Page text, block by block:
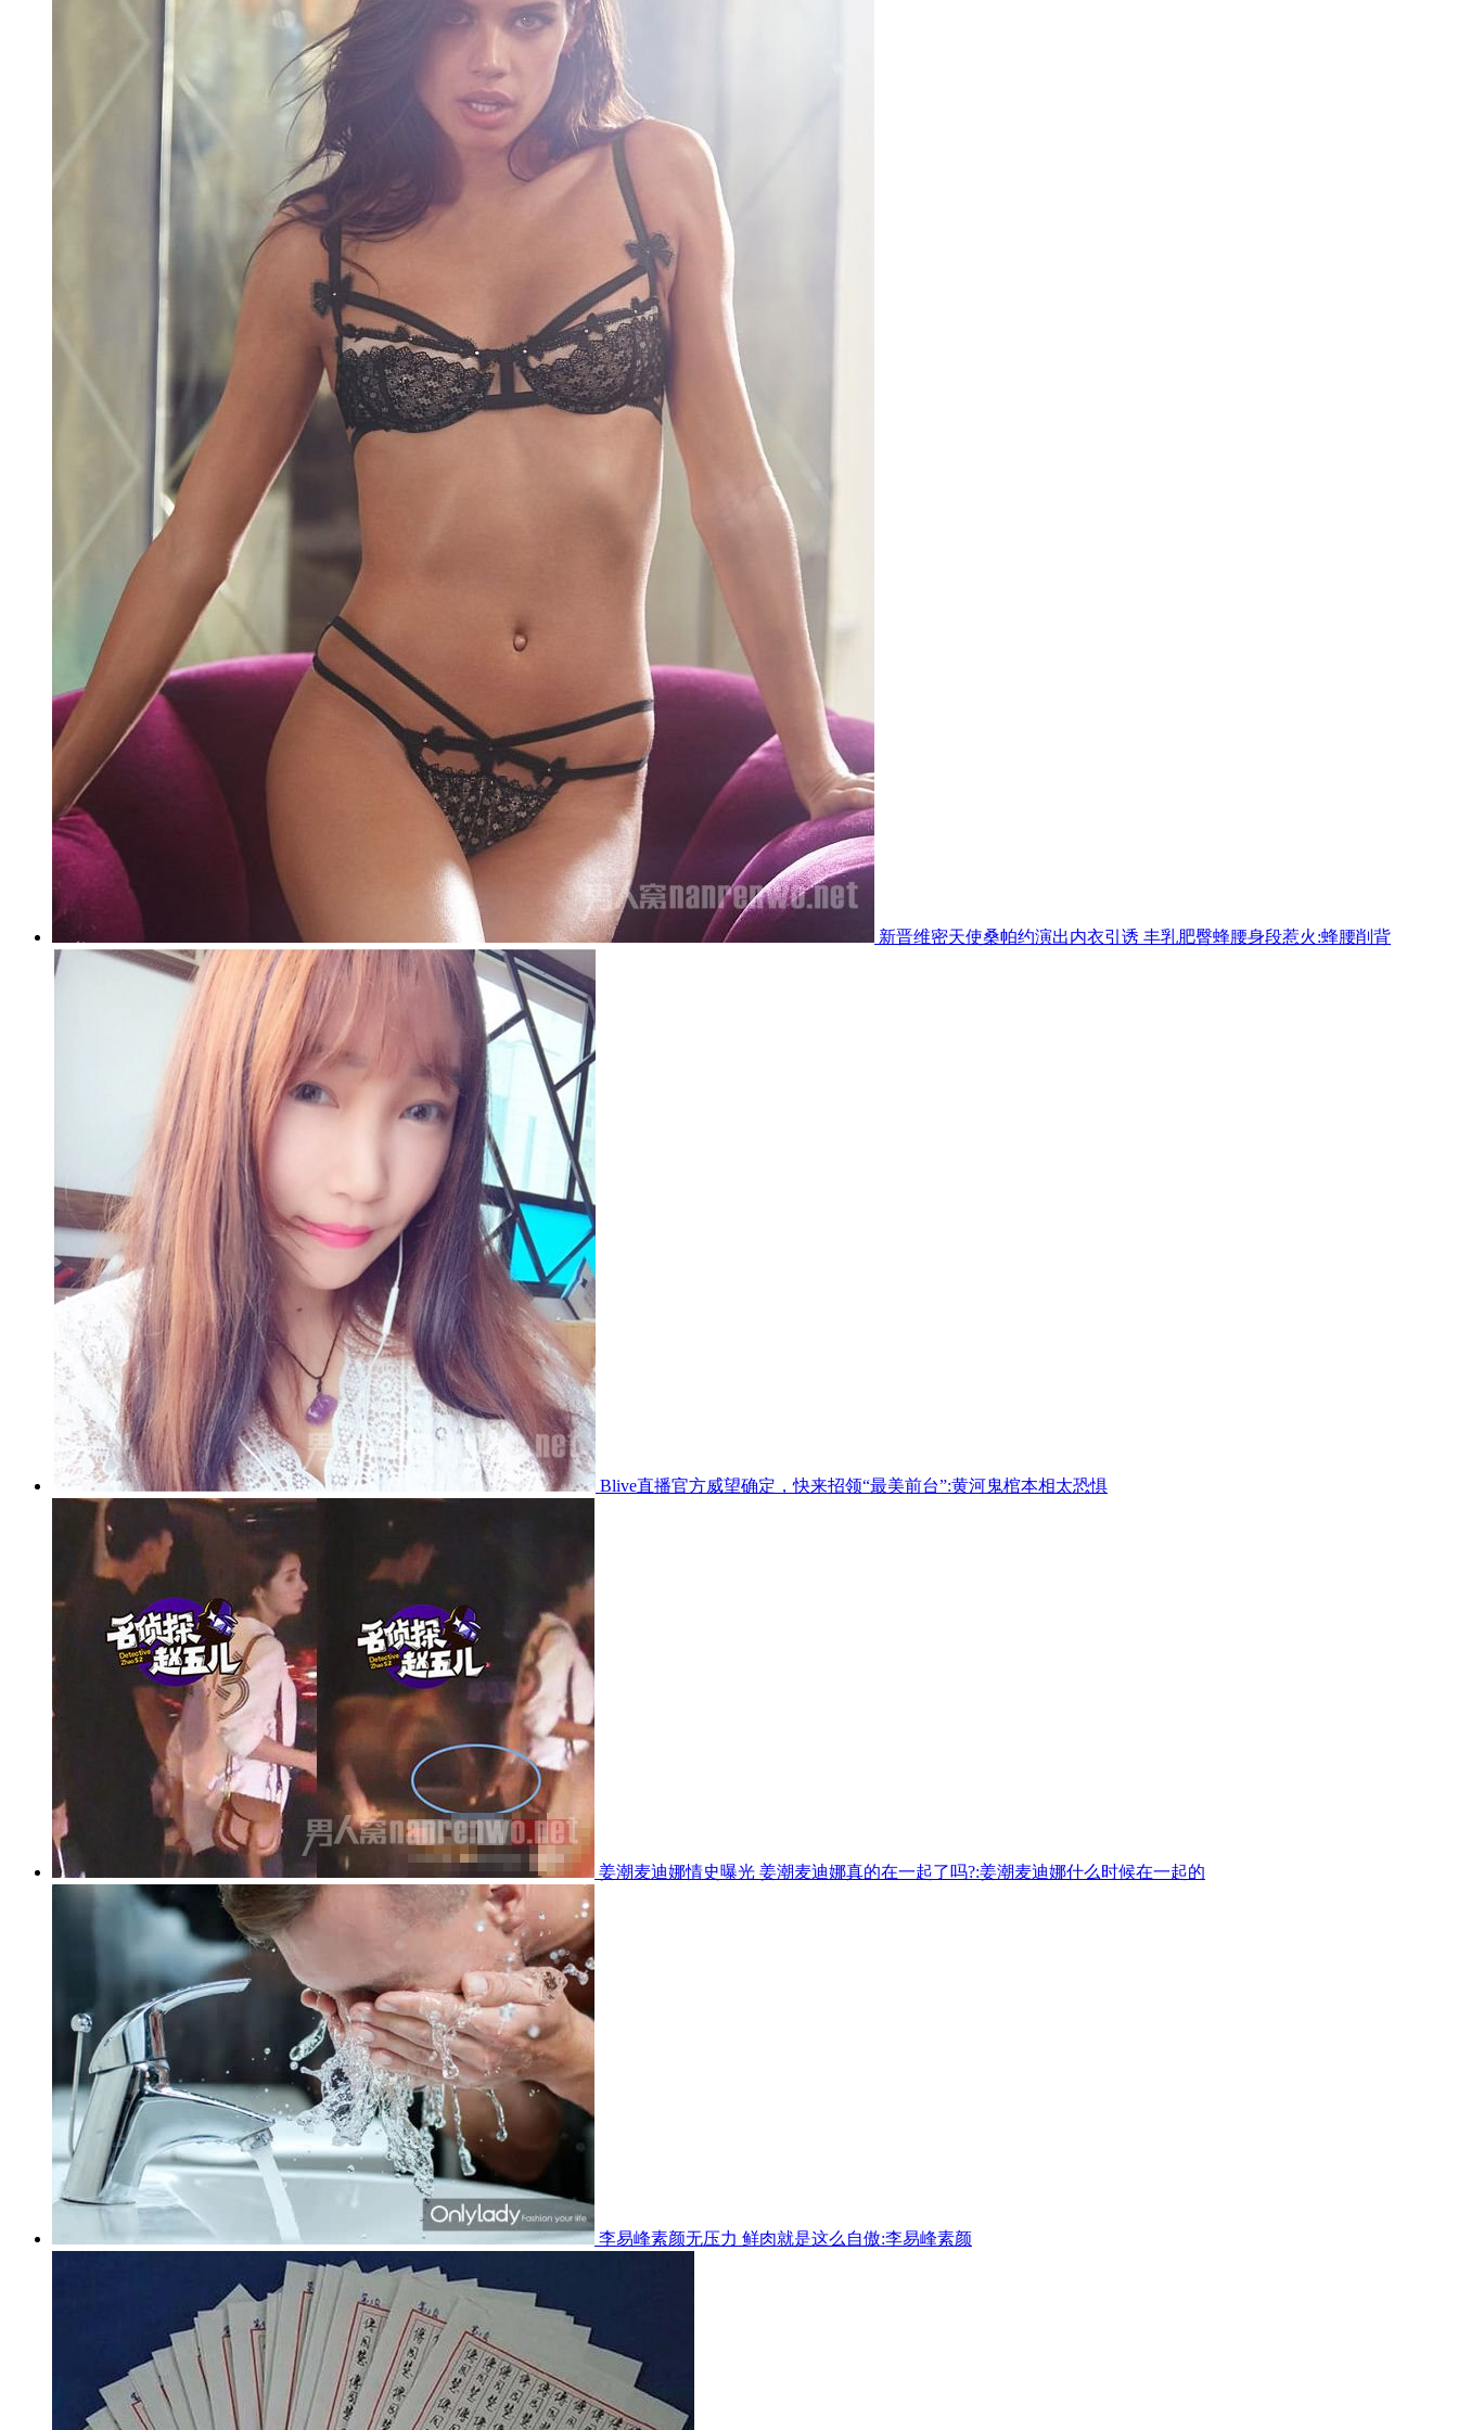
新晋维密天使桑帕约演出内衣引诱 丰乳肥臀蜂腰身段惹火:蜂腰削背
Blive直播官方威望确定，快来招领“最美前台”:黄河鬼棺本相太恐惧
姜潮麦迪娜情史曝光 姜潮麦迪娜真的在一起了吗?:姜潮麦迪娜什么时候在一起的
李易峰素颜无压力 鲜肉就是这么自傲:李易峰素颜